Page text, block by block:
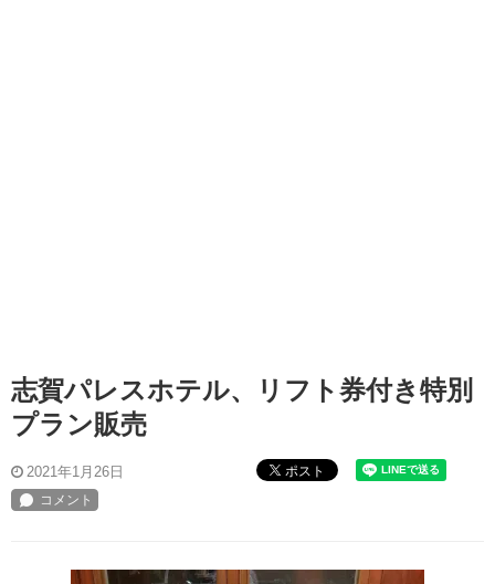
志賀パレスホテル、リフト券付き特別
プラン販売
2021年1月26日 ポスト